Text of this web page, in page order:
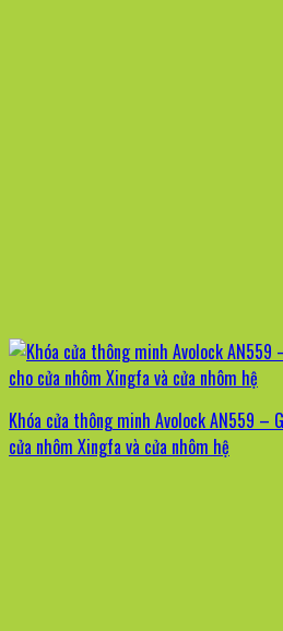
Khóa cửa thông minh Avolock AN559 –
cửa nhôm Xingfa và cửa nhôm hệ